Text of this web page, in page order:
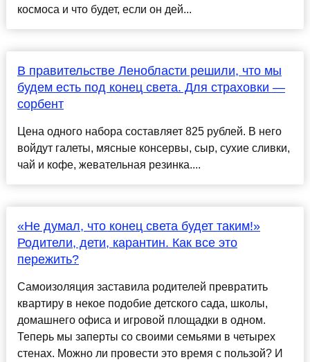
космоса и что будет, если он дей...
В правительстве Ленобласти решили, что мы
будем есть под конец света. Для страховки —
сорбент
Цена одного набора составляет 825 рублей. В него
войдут галеты, мясные консервы, сыр, сухие сливки,
чай и кофе, жевательная резинка....
«Не думал, что конец света будет таким!»
Родители, дети, карантин. Как все это
пережить?
Самоизоляция заставила родителей превратить
квартиру в некое подобие детского сада, школы,
домашнего офиса и игровой площадки в одном.
Теперь мы заперты со своими семьями в четырех
стенах. Можно ли провести это время с пользой? И